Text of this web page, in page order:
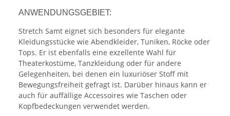
ANWENDUNGSGEBIET:
Stretch Samt eignet sich besonders für elegante
Kleidungsstücke wie Abendkleider, Tuniken, Röcke oder
Tops. Er ist ebenfalls eine exzellente Wahl für
Theaterkostüme, Tanzkleidung oder für andere
Gelegenheiten, bei denen ein luxuriöser Stoff mit
Bewegungsfreiheit gefragt ist. Darüber hinaus kann er
auch für auffällige Accessoires wie Taschen oder
Kopfbedeckungen verwendet werden.